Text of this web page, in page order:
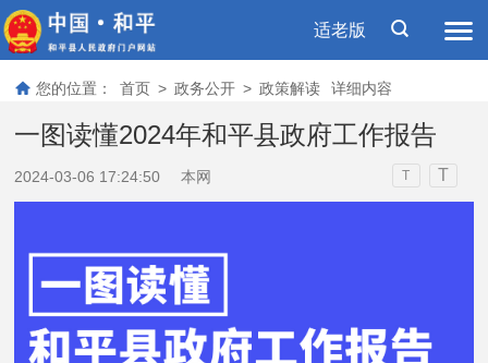
适老版
您的位置： 首页 > 政务公开 > 政策解读 详细内容
一图读懂2024年和平县政府工作报告
2024-03-06 17:24:50 本网 T T